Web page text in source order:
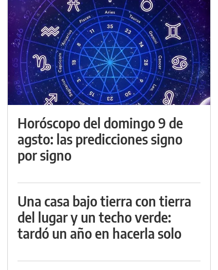
Horóscopo del domingo 9 de
agsto: las predicciones signo
por signo
Una casa bajo tierra con tierra
del lugar y un techo verde:
tardó un año en hacerla solo